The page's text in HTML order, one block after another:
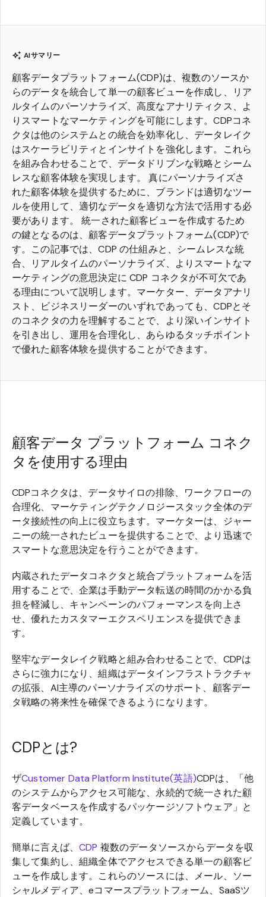
AIサマリー
顧客データプラットフォーム(CDP)は、複数のソースか
らのデータを統合して単一の顧客ビューを作成し、リア
ルタイムのパーソナライズ、高度なアナリティクス、よ
りスマートなマーケティングを可能にします。CDPコネ
クタは他のシステムとの統合を効率化し、データレイク
はスケーラビリティとインサイトを強化します。これら
を組み合わせることで、データドリブンな戦略とシーム
レスな顧客体験を実現します。 真にパーソナライズさ
れた顧客体験を提供するために、ブランドは適切なツー
ルを使用して、適切なデータを適切な方法で活用する必
要があります。 統一された顧客ビューを作成するため
の鍵となるのは、顧客データプラットフォーム(CDP)で
す。この記事では、CDP の仕組みと、シームレスな統
合、リアルタイムのパーソナライズ、よりスマートなマ
ーケティングの意思決定に CDP コネクタが不可欠であ
る理由について説明します。マーケター、データアナリ
スト、ビジネスリーダーのいずれであっても、CDPとそ
のコネクタの力を理解することで、より深いインサイト
を引き出し、運用を合理化し、あらゆるタッチポイント
で優れた顧客体験を提供することができます。
顧客データ プラットフォーム コネク
タを使用する理由
CDPコネクタは、データサイロの排除、ワークフローの
合理化、マーケティングテクノロジースタック全体のデ
ータ接続性の向上に役立ちます。マーケターは、ジャー
ニーの統一されたビューを提供することで、より迅速で
スマートな意思決定を行うことができます。
内蔵されたデータコネクタと統合プラットフォームを活
用することで、企業は手動データ転送の時間のかかる負
担を軽減し、キャンペーンのパフォーマンスを向上さ
せ、優れたカスタマーエクスペリエンスを提供できま
す。
堅牢なデータレイク戦略と組み合わせることで、CDPは
さらに強力になり、組織はデータインフラストラクチャ
の拡張、AI主導のパーソナライズのサポート、顧客デー
タ戦略の将来性を確保できるようになります。
CDPとは?
ザCustomer Data Platform Institute(英語)CDPは、「他
のシステムからアクセス可能な、永続的で統一された顧
客データベースを作成するパッケージソフトウェア」と
定義しています。
簡単に言えば、CDP 複数のデータソースからデータを収
集して集約し、組織全体でアクセスできる単一の顧客ビ
ューを作成します。これらのソースには、メール、ソー
シャルメディア、eコマースプラットフォーム、SaaSツ